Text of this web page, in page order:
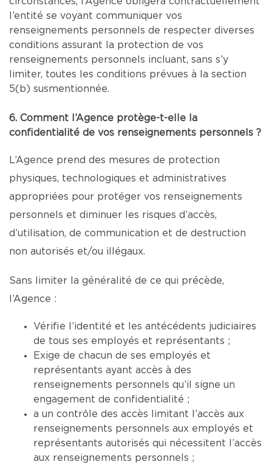
l’entité se voyant communiquer vos
renseignements personnels de respecter diverses
conditions assurant la protection de vos
renseignements personnels incluant, sans s’y
limiter, toutes les conditions prévues à la section
5(b) susmentionnée.
6. Comment l’Agence protège-t-elle la
confidentialité de vos renseignements personnels ?
L’Agence prend des mesures de protection
physiques, technologiques et administratives
appropriées pour protéger vos renseignements
personnels et diminuer les risques d’accès,
d’utilisation, de communication et de destruction
non autorisés et/ou illégaux.
Sans limiter la généralité de ce qui précède,
l’Agence :
Vérifie l’identité et les antécédents judiciaires
de tous ses employés et représentants ;
Exige de chacun de ses employés et
représentants ayant accès à des
renseignements personnels qu’il signe un
engagement de confidentialité ;
a un contrôle des accès limitant l’accès aux
renseignements personnels aux employés et
représentants autorisés qui nécessitent l’accès
aux renseignements personnels ;